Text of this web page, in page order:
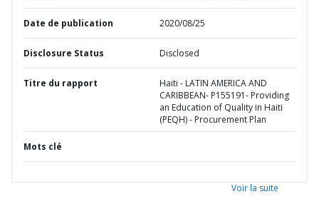
Date de publication 2020/08/25
Disclosure Status Disclosed
Titre du rapport
Haiti - LATIN AMERICA AND
CARIBBEAN- P155191- Providing
an Education of Quality in Haiti
(PEQH) - Procurement Plan
Mots clé
Voir la suite